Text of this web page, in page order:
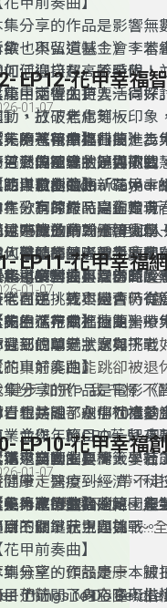
集分享的作品是影響無
欲，不留遺憾！》。本
何活得自在、不受限，
康，活得久更要活得好
動、放下焦慮等。
集也與弘道基金會李若
如何迎接超高齡時代！
花甲交響曲】
集由兩位主持人一同探
」，打破老化刻板印象
。隨著醫療與科技進步
、參與社會，是邁向智
助與積極適應新環境，
在、有尊嚴，真正實現
花甲進行曲】
天的《花甲進行曲》為
首燃燒靈魂的饒舌歌曲
西洋歌曲Gloria
。歌詞探討時間奪走青
是選擇放棄或繼續衝刺
，邀請每個人重新啟動
go！
節目自創歌曲「花甲幸
說時間像賊，吞了我輩
也曾經稱王，如今癱床
產再多，換不回當時 堅
宅在手，找不回舊時 爐
我都說尊老，家有一老
的真好能跑能跳卻被退
健步 如飛，我 千杯 不
看看是誰都在那個博愛
活！要動！要衝！要痛
間帶走速度~~~ 帶不
包再厚 雙腿不動~~ 人
康不顧，花甲回首~~
到無望、頭殼康康、歸
子茫茫，心內空空，生
EP12-花甲幸福
01-07
集為花甲幸福曲第十二
遇到的關鍵狀況與挑戰
目三個單元主題如下:
花甲前奏曲】
集分享的作品是約翰·
述75歲的約翰·佩里加
入殘酷的星際戰爭。他
，引發對愛與身份的反
老可逆，死亡是否仍有
目中就邀請到元智大學
何幫助高齡者及主要照
起了解科技可以為高
花甲交響曲】
集邀請國立臺灣師範大
代面臨挑戰與機會，從
的生活方式。遠距醫療
強便利性，數位學習與
挑戰，須文蔚教授指出
，並透過各平台等串聯
，實現活躍老化與在地
花甲進行曲】
天的《花甲進行曲》帶
聲帶音樂。由Arcade
。故事講述孤獨的作家
，卻因AI的進化而分離
。最終，狄奧多從這段
01-07
集為花甲幸福曲第十一
遇到的關鍵狀況與挑戰
目三個單元主題如下:
花甲前奏曲】
集分享的作品是電影《
青銀共融。劇中70歲的
，並與年輕CEO茱兒·
溝來自誤解與標籤，若
目也訪問了永信社福基
業合作，節目中一起來
花甲交響曲】
集邀請國立臺灣大學社
健康、醫療到經濟、科
壘、政策整合不足、產
越限制，並提供實用策
花甲進行曲】
天分享的歌曲是韓國銀
）的歌曲〈你
，透過音樂打破高齡
與世代差異，而〈你知
年輕人過度依賴科技
EP10-花甲幸福
01-07
集為花甲幸福曲第十集
到的關鍵狀況與挑戰。
目三個單元主題如下:
花甲前奏曲】
集分享的作品是一本
Things to Do Before
目也訪問了身心障礙楷